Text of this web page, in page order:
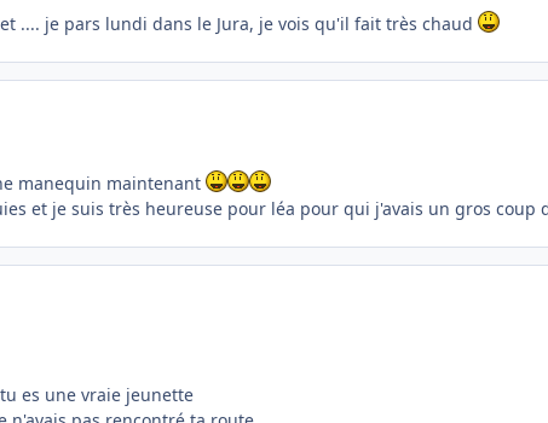
.... je pars lundi dans le Jura, je vois qu'il fait très chaud
manequin maintenant
et je suis très heureuse pour léa pour qui j'avais un gros coup
tu es une vraie jeunette